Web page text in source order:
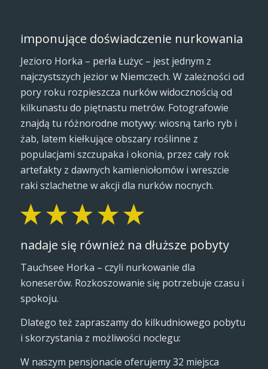
imponujące doświadczenie nurkowania
Jezioro Horka – perła Łużyc – jest jednym z
najczystszych jezior w Niemczech. W zależności od
pory roku rozpieszcza nurków widocznością od
kilkunastu do piętnastu metrów. Fotografowie
znajdą tu różnorodne motywy: wiosną tarło ryb i
żab, latem kiełkujące obszary roślinne z
populacjami szczupaka i okonia, przez cały rok
artefakty z dawnych kamieniołomów i wreszcie
raki szlachetne w akcji dla nurków nocnych.
nadaje się również na dłuższe pobyty
Tauchsee Horka – czyli nurkowanie dla
koneserów. Rozkoszowanie się potrzebuje czasu i
spokoju.
Dlatego też zapraszamy do kilkudniowego pobytu
i skorzystania z możliwości noclegu:
W naszym pensjonacie oferujemy 32 miejsca